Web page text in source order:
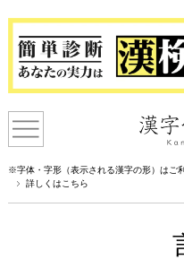
※字体・字形（表示される漢字の形）はご
詳しくはこちら